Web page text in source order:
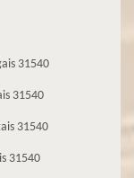
31540
31540
31540
31540